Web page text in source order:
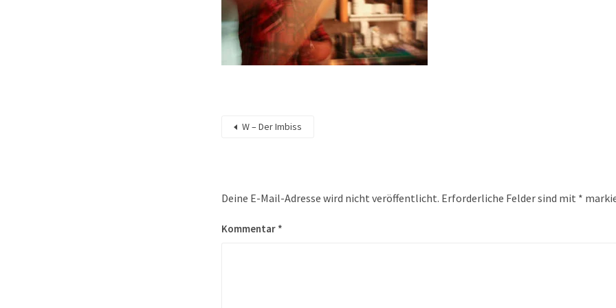
W – Der Imbiss
Deine E-Mail-Adresse wird nicht veröffentlicht. Erforderliche Felder sind mit *
Kommentar *